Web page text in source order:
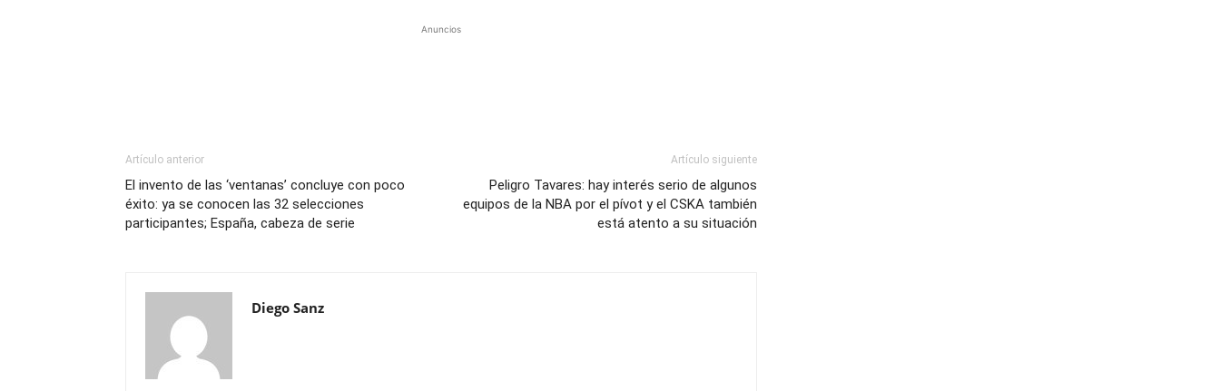
Anuncios
Artículo anterior
El invento de las ‘ventanas’ concluye con poco
éxito: ya se conocen las 32 selecciones
participantes; España, cabeza de serie
Artículo siguiente
Peligro Tavares: hay interés serio de algunos
equipos de la NBA por el pívot y el CSKA también
está atento a su situación
Diego Sanz